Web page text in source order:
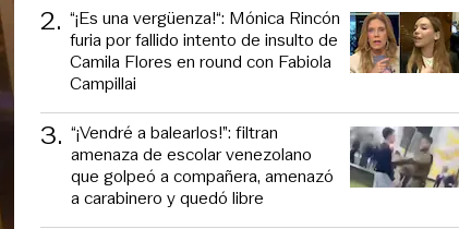
2. “¡Es una vergüenza!“: Mónica Rincón
furia por fallido intento de insulto de
Camila Flores en round con Fabiola
Campillai
3. “¡Vendré a balearlos!”: filtran
amenaza de escolar venezolano
que golpeó a compañera, amenazó
a carabinero y quedó libre